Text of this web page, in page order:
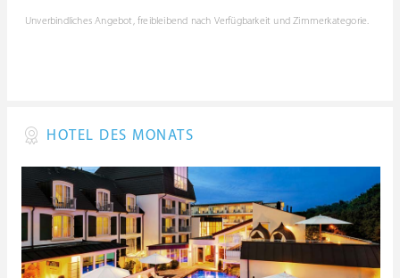
Unverbindliches Angebot, freibleibend nach Verfügbarkeit und Zimmerkategorie.
HOTEL DES MONATS